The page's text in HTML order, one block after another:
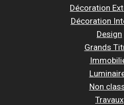
Décoration
Décoration
Design
Grands
Non
Travaux